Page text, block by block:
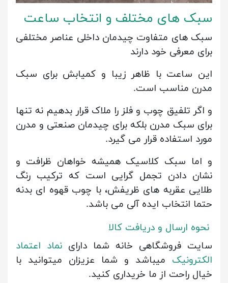
سبک های مختلف و انتخاب ساعت
سبک های متفاوت چیدمان داخلی عناصر مختلفی
برای معرفی خود دارند
این ساعت با ظاهر زیبا و کمیابش برای سبک
مدرن مناسب است.
و اگر تلفیق چوب و فلز را ملاک قرار بدهیم نه تنها
برای سبک مدرن بلکه برای چیدمان صنعتی و مدرن
مورد استفاده قرار می گیرد.
و اما سبک کلاسیک همیشه خواهان ظرافت و
نشان دادن تجمل گرایی است که ترکیب رنگ
طلایی عقربه های ظریفش، با چوب قهوه ای بدنه
حتما انتخاب ایده آلی می باشد.
نحوه ارسال و دریافت کالا
سایت فروشگاهی خانه شما دارای نماد اعتماد
الکترونیک میباشد و شما عزیزان میتوانید با
خیال راحت از ما خریداری کنید.